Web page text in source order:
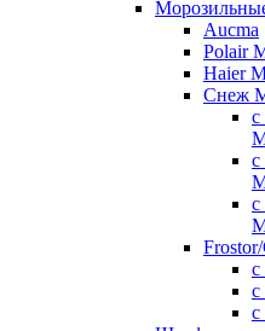
Aucma
Polair
Haier
Снеж
с
с
с